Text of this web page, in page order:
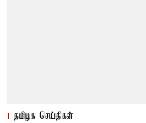
தமிழக செய்திகள்